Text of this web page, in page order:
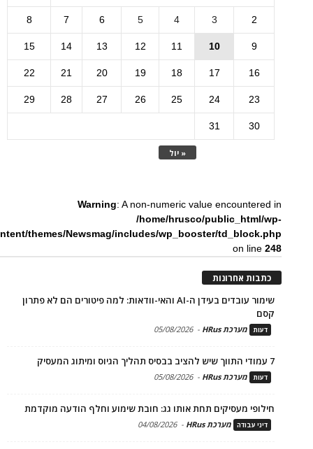
« יול
2
3
4
5
6
7
8
9
10
11
12
13
14
15
16
17
18
19
20
21
22
23
24
25
26
27
28
29
30
31
Warning: A non-numeric value encountered in
/home/hrusco/public_html/wp-
themes/Newsmag/includes/wp_booster/td_block.php
on line248
כתבות אחרונות
שימור עובדים בעידן ה-AI והאי-וודאות: למה פיטורים הם לא פתרון
קסם
דעות מערכת HRus -
05/08/2026
7 עמודי התווך שיש להציב בבסיס תהליך הגיוס ומיתוג המעסיק
דעות מערכת HRus -
05/08/2026
חילופי מעסיקים תחת אותו גג: חובת שימוע וחלף הודעה מוקדמת
דיני עבודה מערכת HRus -
04/08/2026